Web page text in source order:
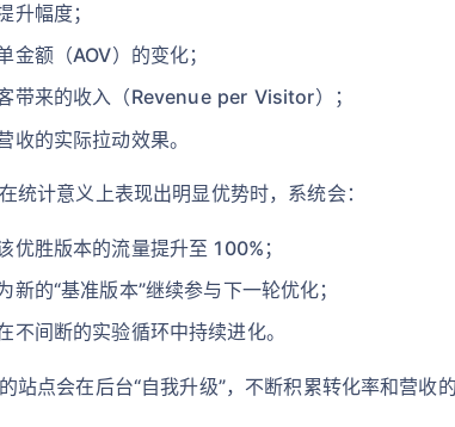
升幅度；
金额（AOV）的变化；
带来的收入（Revenue per Visitor）；
收的实际拉动效果。
统计意义上表现出明显优势时，系统会：
优胜版本的流量提升至 100%；
新的“基准版本”继续参与下一轮优化；
不间断的实验循环中持续进化。
站点会在后台“自我升级”，不断积累转化率和营收